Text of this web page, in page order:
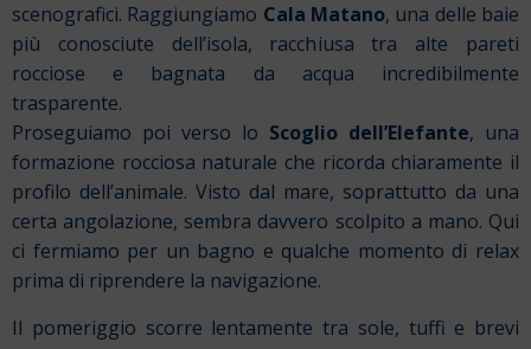
scenografici. Raggiungiamo Cala Matano, una delle baie
più conosciute dell’isola, racchiusa tra alte pareti
rocciose e bagnata da acqua incredibilmente
trasparente.
Proseguiamo poi verso lo Scoglio dell’Elefante, una
formazione rocciosa naturale che ricorda chiaramente il
profilo dell’animale. Visto dal mare, soprattutto da una
certa angolazione, sembra davvero scolpito a mano. Qui
ci fermiamo per un bagno e qualche momento di relax
prima di riprendere la navigazione.
Il pomeriggio scorre lentamente tra sole, tuffi e brevi